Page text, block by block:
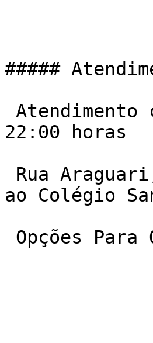
#####
22:00 horas
ao Colégio
Opções Para